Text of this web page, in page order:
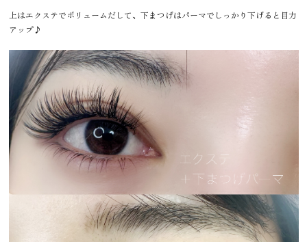
上はエクステでボリュームだして、下まつげはパーマでしっかり下げると目力
アップ♪